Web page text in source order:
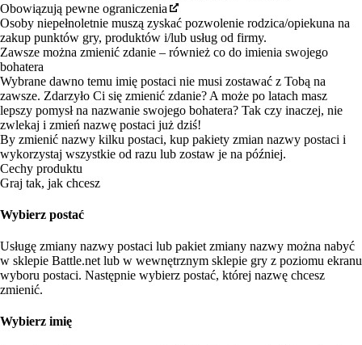
Obowiązują pewne ograniczenia
Osoby niepełnoletnie muszą zyskać pozwolenie rodzica/opiekuna na
zakup punktów gry, produktów i/lub usług od firmy.
Zawsze można zmienić zdanie – również co do imienia swojego
bohatera
Wybrane dawno temu imię postaci nie musi zostawać z Tobą na
zawsze. Zdarzyło Ci się zmienić zdanie? A może po latach masz
lepszy pomysł na nazwanie swojego bohatera? Tak czy inaczej, nie
zwlekaj i zmień nazwę postaci już dziś!
By zmienić nazwy kilku postaci, kup pakiety zmian nazwy postaci i
wykorzystaj wszystkie od razu lub zostaw je na później.
Cechy produktu
Graj tak, jak chcesz
Wybierz postać
Usługę zmiany nazwy postaci lub pakiet zmiany nazwy można nabyć
w sklepie Battle.net lub w wewnętrznym sklepie gry z poziomu ekranu
wyboru postaci. Następnie wybierz postać, której nazwę chcesz
zmienić.
Wybierz imię